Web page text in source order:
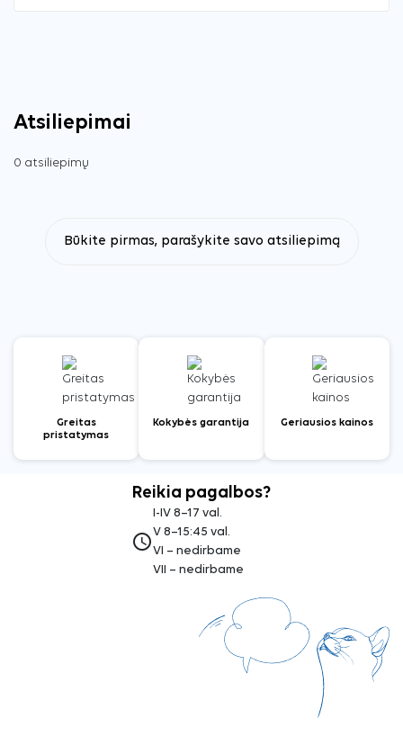
Atsiliepimai
0 atsiliepimų
Būkite pirmas, parašykite savo atsiliepimą
Greitas
pristatymas
Kokybės garantija Geriausios kainos
Reikia pagalbos?
access_time
I-IV 8–17 val.
V 8–15:45 val.
VI – nedirbame
VII – nedirbame